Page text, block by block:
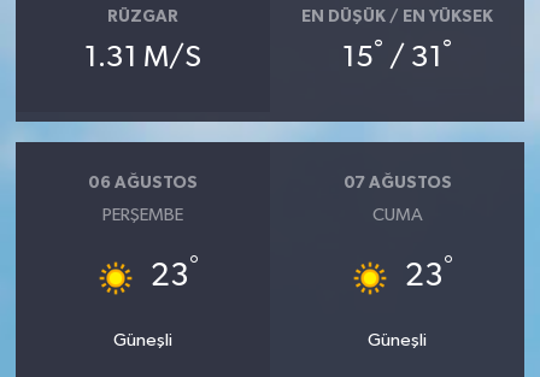
RÜZGAR
1.31 M/S
EN DÜŞÜK / EN YÜKSEK
15° / 31 °
06 AĞUSTOS
PERŞEMBE
23°
Güneşli
07 AĞUSTOS
CUMA
23°
Güneşli